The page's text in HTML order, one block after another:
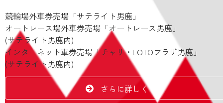
競輪場外車券売場「サテライト男鹿」
オートレース場外車券売場「オートレース男鹿」
(サテライト男鹿内)
インターネット⾞券売場「チャリ・LOTOプラザ男鹿」
(サテライト男鹿内)
さらに詳しく